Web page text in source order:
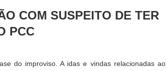
COM SUSPEITO DE TER
PCC
do improviso. A idas e vindas relacionadas ao